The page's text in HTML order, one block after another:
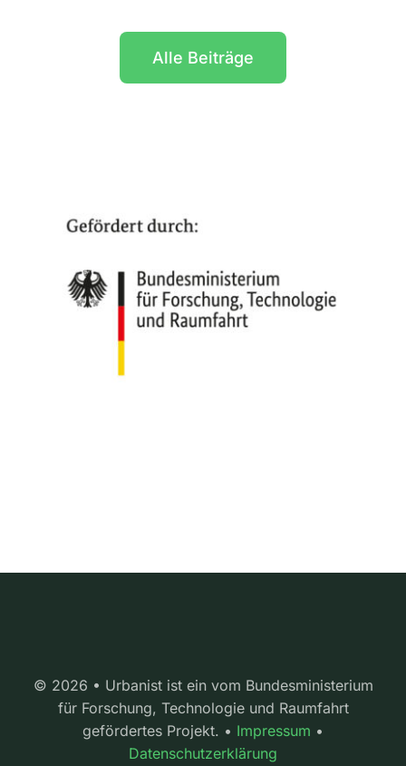
Alle Beiträge
© 2026 • Urbanist ist ein vom Bundesministerium
für Forschung, Technologie und Raumfahrt
gefördertes Projekt. • Impressum •
Datenschutzerklärung